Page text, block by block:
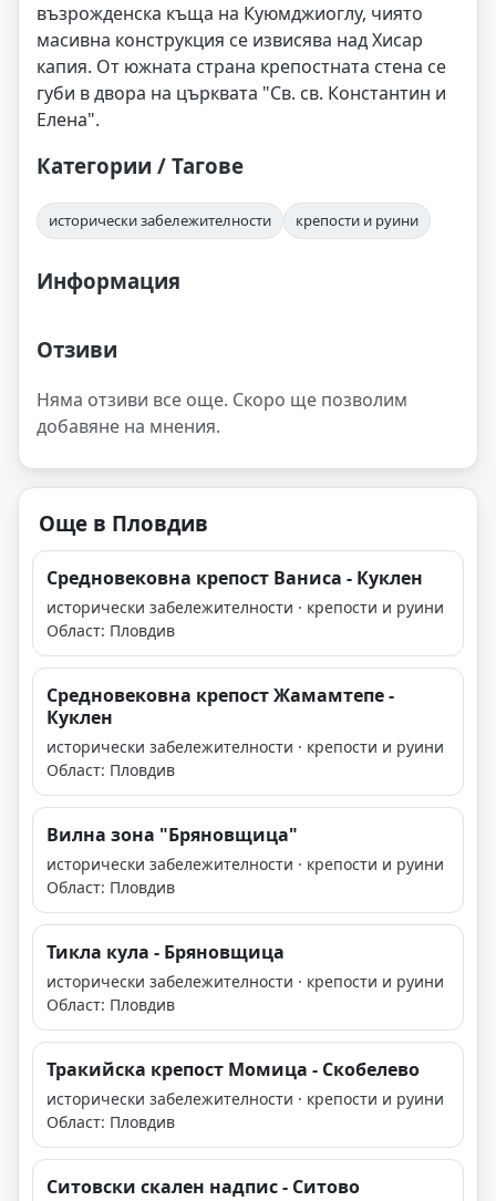
възрожденска къща на Куюмджиоглу, чиято
масивна конструкция се извисява над Хисар
капия. От южната страна крепостната стена се
губи в двора на църквата "Св. св. Константин и
Елена".
Категории / Тагове
исторически забележителности крепости и руини
Информация
Отзиви
Няма отзиви все още. Скоро ще позволим
добавяне на мнения.
Още в Пловдив
Средновековна крепост Ваниса - Куклен
исторически забележителности · крепости и руини
Област: Пловдив
Средновековна крепост Жамамтепе -
Куклен
исторически забележителности · крепости и руини
Област: Пловдив
Вилна зона "Бряновщица"
исторически забележителности · крепости и руини
Област: Пловдив
Тикла кула - Бряновщица
исторически забележителности · крепости и руини
Област: Пловдив
Тракийска крепост Момица - Скобелево
исторически забележителности · крепости и руини
Област: Пловдив
Ситoвски скален надпис - Ситово